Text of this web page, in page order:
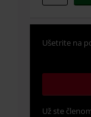
Ušetrite na
Už ste